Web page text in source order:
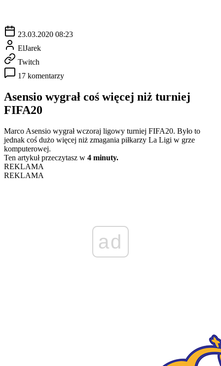
23.03.2020 08:23
ElJarek
Twitch
17 komentarzy
Asensio wygrał coś więcej niż turniej
FIFA20
Marco Asensio wygrał wczoraj ligowy turniej FIFA20. Było to
jednak coś dużo więcej niż zmagania piłkarzy La Ligi w grze
komputerowej.
Ten artykuł przeczytasz w 4 minuty.
REKLAMA
REKLAMA
ad